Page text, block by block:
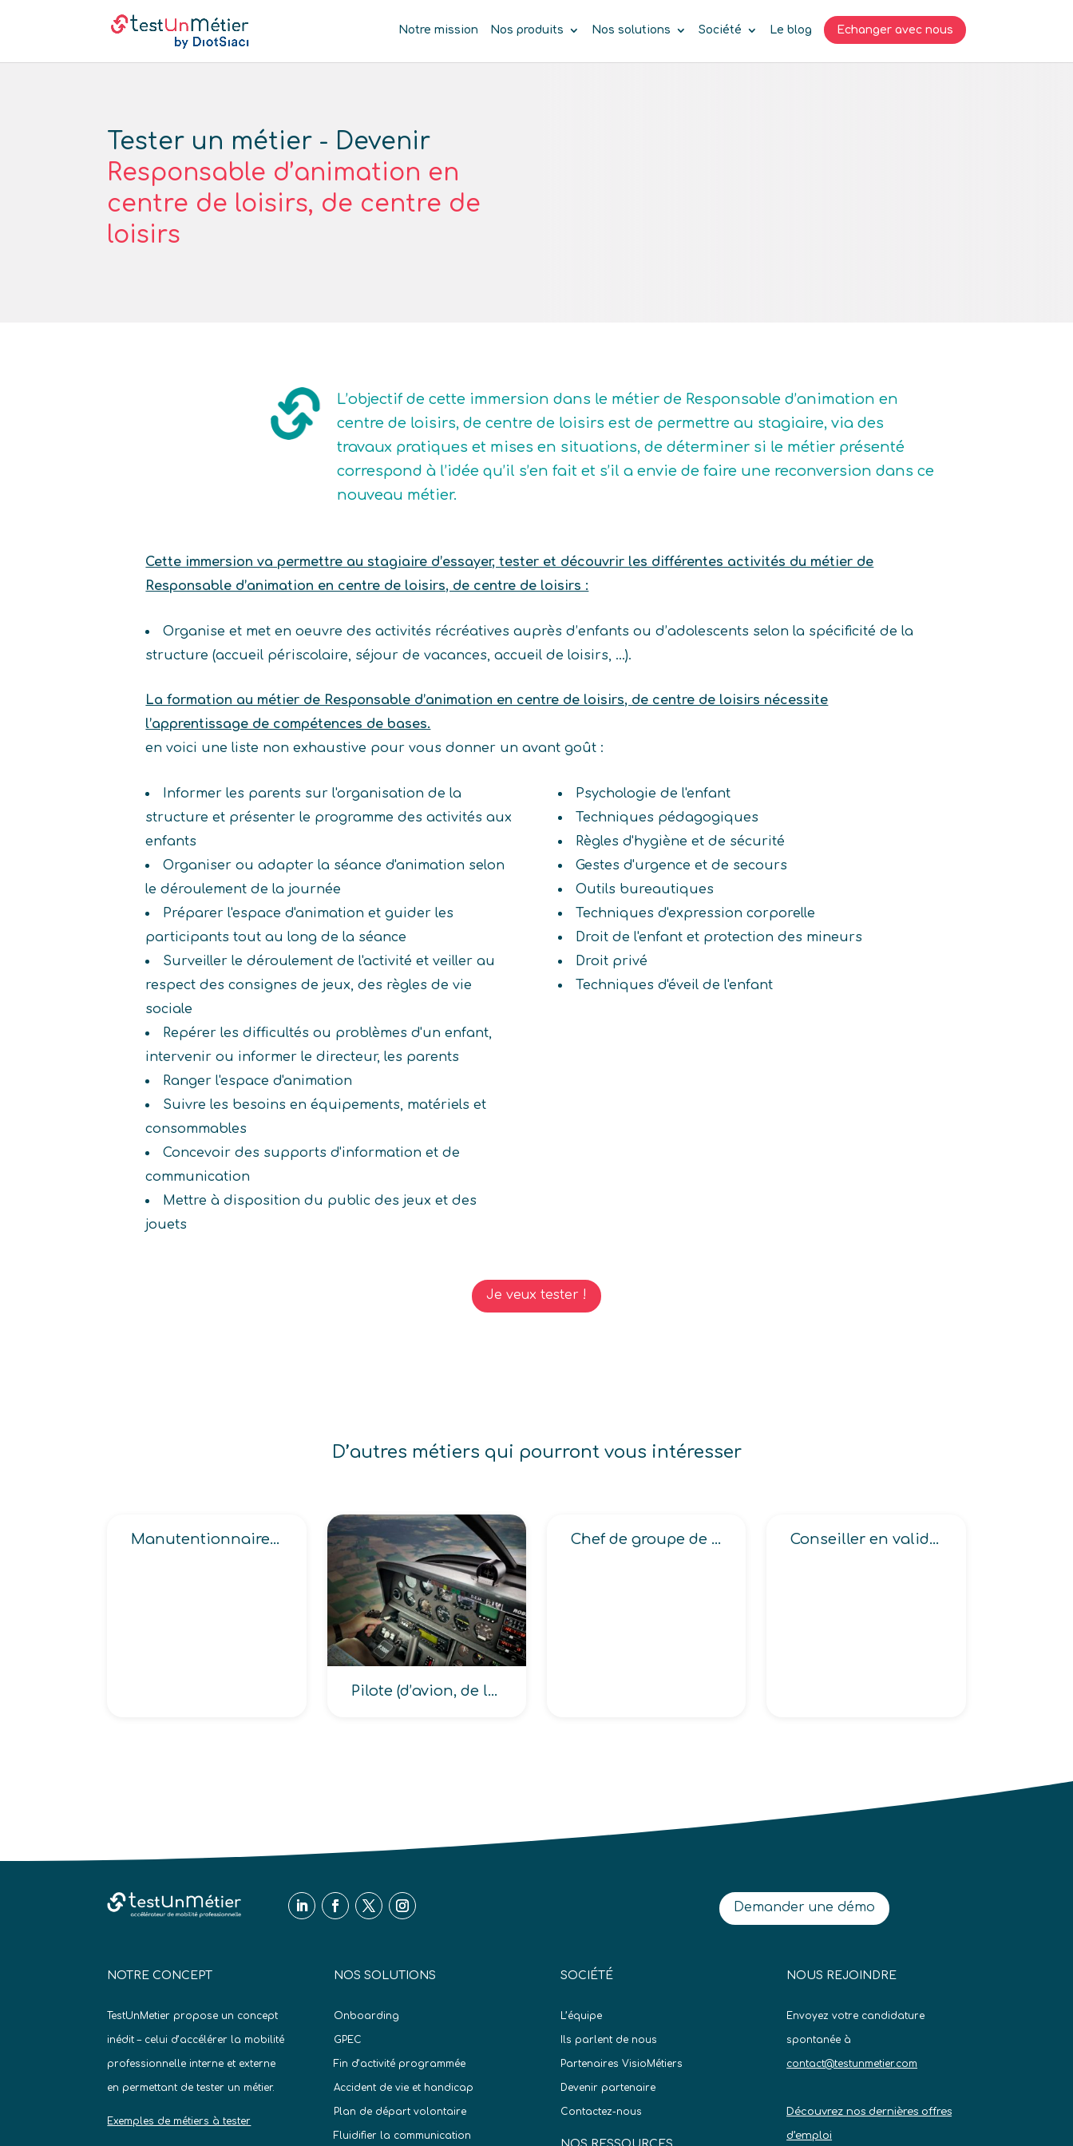
Notre mission Nos produits Nos solutions Société Le blog Echanger avec nous
Tester un métier - Devenir
Responsable d’animation en
centre de loisirs, de centre de
loisirs
L’objectif de cette immersion dans le métier de Responsable d’animation en
centre de loisirs, de centre de loisirs est de permettre au stagiaire, via des
travaux pratiques et mises en situations, de déterminer si le métier présenté
correspond à l’idée qu’il s’en fait et s’il a envie de faire une reconversion dans ce
nouveau métier.
Cette immersion va permettre au stagiaire d’essayer, tester et découvrir les différentes activités du métier de
Responsable d’animation en centre de loisirs, de centre de loisirs :
Organise et met en oeuvre des activités récréatives auprès d’enfants ou d’adolescents selon la spécificité de la
structure (accueil périscolaire, séjour de vacances, accueil de loisirs, …).
La formation au métier de Responsable d’animation en centre de loisirs, de centre de loisirs nécessite
l’apprentissage de compétences de bases.
en voici une liste non exhaustive pour vous donner un avant goût :
Informer les parents sur l'organisation de la
structure et présenter le programme des activités aux
enfants
Organiser ou adapter la séance d'animation selon
le déroulement de la journée
Préparer l'espace d'animation et guider les
participants tout au long de la séance
Surveiller le déroulement de l'activité et veiller au
respect des consignes de jeux, des règles de vie
sociale
Repérer les difficultés ou problèmes d'un enfant,
intervenir ou informer le directeur, les parents
Ranger l'espace d'animation
Suivre les besoins en équipements, matériels et
consommables
Concevoir des supports d'information et de
communication
Mettre à disposition du public des jeux et des
jouets
Psychologie de l'enfant
Techniques pédagogiques
Règles d'hygiène et de sécurité
Gestes d'urgence et de secours
Outils bureautiques
Techniques d'expression corporelle
Droit de l'enfant et protection des mineurs
Droit privé
Techniques d'éveil de l'enfant
Je veux tester !
D’autres métiers qui pourront vous intéresser
Manutentionnaire, Manutentionnaire expéditeur
Pilote (d’avion, de ligne aérienne, d’essais aéronautiques)
Chef de groupe de vendeurs à domicile Conseiller en validation des acquis de l’expérience
Demander une démo
NOTRE CONCEPT
TestUnMetier propose un concept
inédit – celui d’accélérer la mobilité
professionnelle interne et externe
en permettant de tester un métier.
Exemples de métiers à tester
NOS SOLUTIONS
Onboarding
GPEC
Fin d’activité programmée
Accident de vie et handicap
Plan de départ volontaire
Fluidifier la communication
SOCIÉTÉ
L’équipe
Ils parlent de nous
Partenaires VisioMétiers
Devenir partenaire
Contactez-nous
NOUS REJOINDRE
Envoyez votre candidature
spontanée à
contact@testunmetier.com
Découvrez nos dernières offres
d’emploi